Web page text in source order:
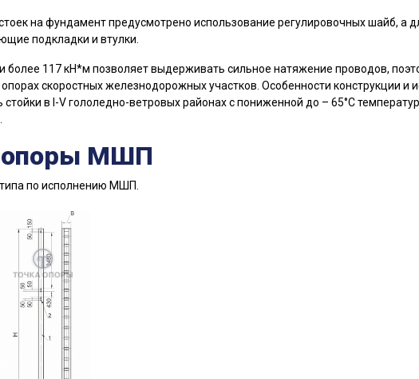
на фундамент предусмотрено использование регулировочных шайб, а
подкладки и втулки.
более 117 кН*м позволяет выдерживать сильное натяжение проводов,
скоростных железнодорожных участков. Особенности конструкции и
в I-V гололедно-ветровых районах с пониженной до – 65°С
МШП
по исполнению МШП.